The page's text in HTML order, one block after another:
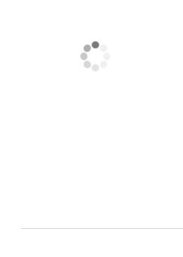
着せて遊べる仕様に
※デザイン・商品仕
すので予めご了承く
【3種類の長さの首
「Aタイプ（創彩少
対応）」「Cタイプ
Bタイプはメガミデ
少し首が長く造形さ